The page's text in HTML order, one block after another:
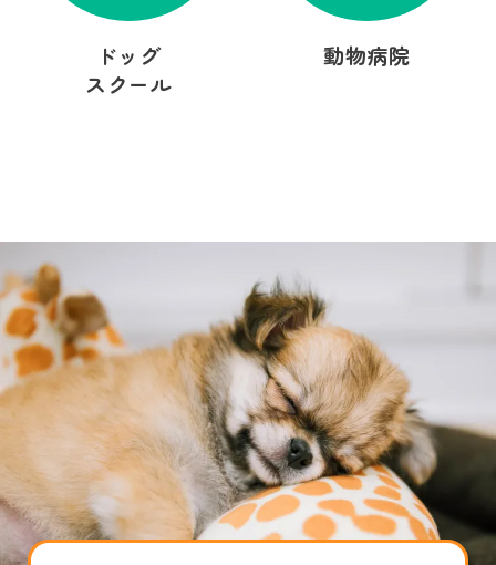
ドッグ
スクール
動物病院